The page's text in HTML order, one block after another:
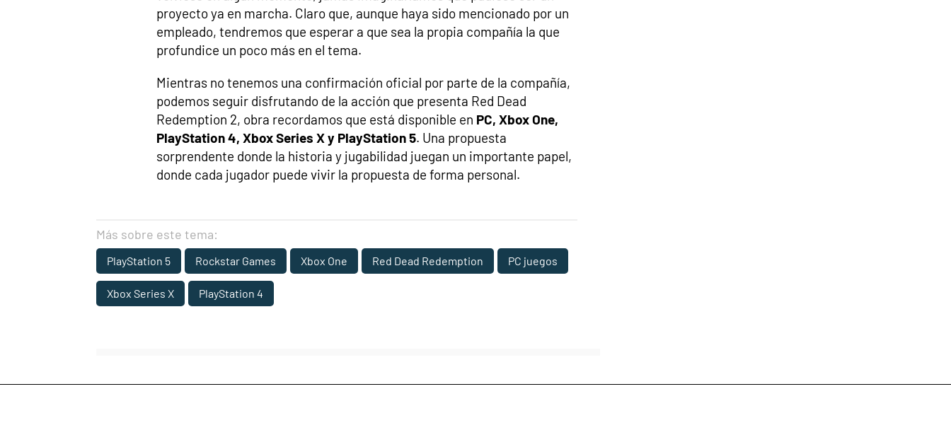
proyecto ya en marcha. Claro que, aunque haya sido mencionado por un
empleado, tendremos que esperar a que sea la propia compañía la que
profundice un poco más en el tema.
Mientras no tenemos una confirmación oficial por parte de la compañía,
podemos seguir disfrutando de la acción que presenta Red Dead
Redemption 2, obra recordamos que está disponible en PC, Xbox One,
PlayStation 4, Xbox Series X y PlayStation 5. Una propuesta
sorprendente donde la historia y jugabilidad juegan un importante papel,
donde cada jugador puede vivir la propuesta de forma personal.
Más sobre este tema:
PlayStation 5 Rockstar Games Xbox One Red Dead Redemption PC juegos
Xbox Series X PlayStation 4